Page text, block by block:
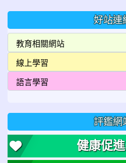
好站連
評鑑網
健康促